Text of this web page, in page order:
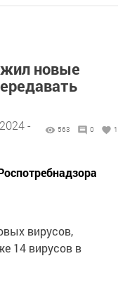
новые
-
563 0 1
вирусов,
14 вирусов в